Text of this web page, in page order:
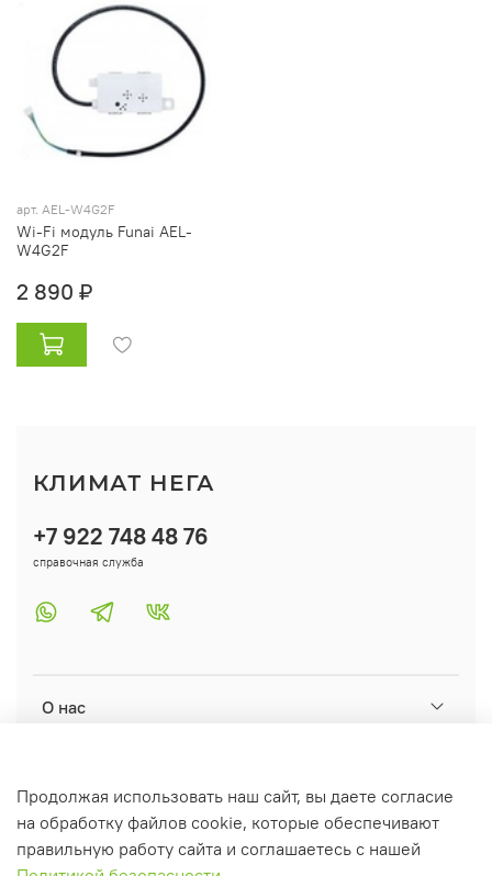
арт. AEL-W4G2F
Wi-Fi модуль Funai AEL-
W4G2F
2 890 ₽
О нас
Информация
+7 922 748 48 76
справочная служба
КЛИМАТ НЕГА
Продолжая использовать наш сайт, вы даете согласие
на обработку файлов cookie, которые обеспечивают
правильную работу сайта и соглашаетесь с нашей